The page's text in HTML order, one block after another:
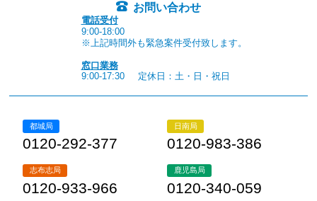
お問い合わせ
電話受付
9:00-18:00
※上記時間外も緊急案件受付致します。
窓口業務
9:00-17:30
定休日：土・日・祝日
都城局
0120-292-377
日南局
0120-983-386
志布志局
0120-933-966
鹿児島局
0120-340-059